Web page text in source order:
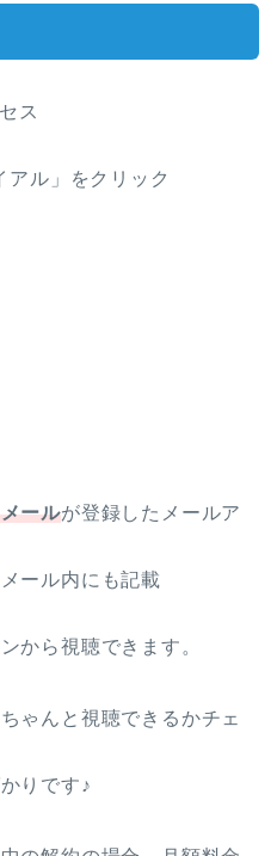
ス
アル」をクリック
ールが登録したメールア
ール内にも記載
から視聴できます。
ゃんと視聴できるかチェ
りです♪